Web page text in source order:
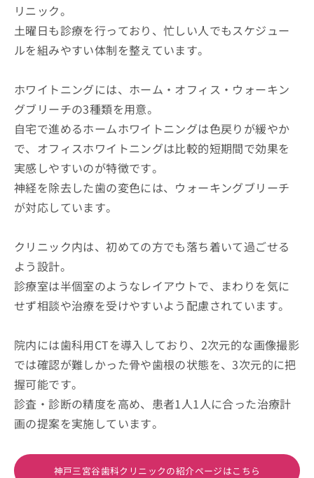
リニック。
土曜日も診療を行っており、忙しい人でもスケジュー
ルを組みやすい体制を整えています。
ホワイトニングには、ホーム・オフィス・ウォーキン
グブリーチの3種類を用意。
自宅で進めるホームホワイトニングは色戻りが緩やか
で、オフィスホワイトニングは比較的短期間で効果を
実感しやすいのが特徴です。
神経を除去した歯の変色には、ウォーキングブリーチ
が対応しています。
クリニック内は、初めての方でも落ち着いて過ごせる
よう設計。
診療室は半個室のようなレイアウトで、まわりを気に
せず相談や治療を受けやすいよう配慮されています。
院内には歯科用CTを導入しており、2次元的な画像撮影
では確認が難しかった骨や歯根の状態を、3次元的に把
握可能です。
診査・診断の精度を高め、患者1人1人に合った治療計
画の提案を実施しています。
神戸三宮谷歯科クリニックの紹介ページはこちら